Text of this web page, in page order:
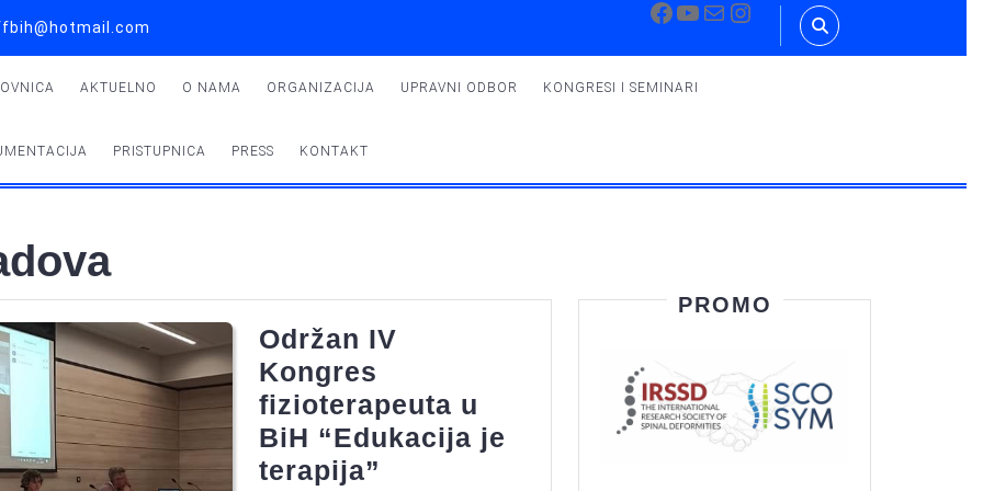
Facebook
YouTube
MailInstagram
AKTUELNO O NAMA ORGANIZACIJA UPRAVNI ODBOR KONGRESI I SEMINARI
PRISTUPNICA PRESS KONTAKT
Održan IV
Kongres
fizioterapeuta u
BiH “Edukacija je
terapija”
PROMO